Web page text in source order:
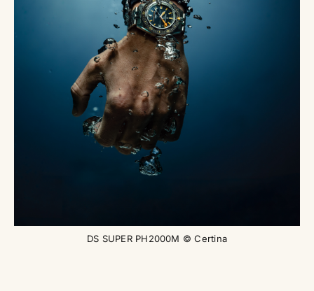
DS SUPER PH2000M © Certina